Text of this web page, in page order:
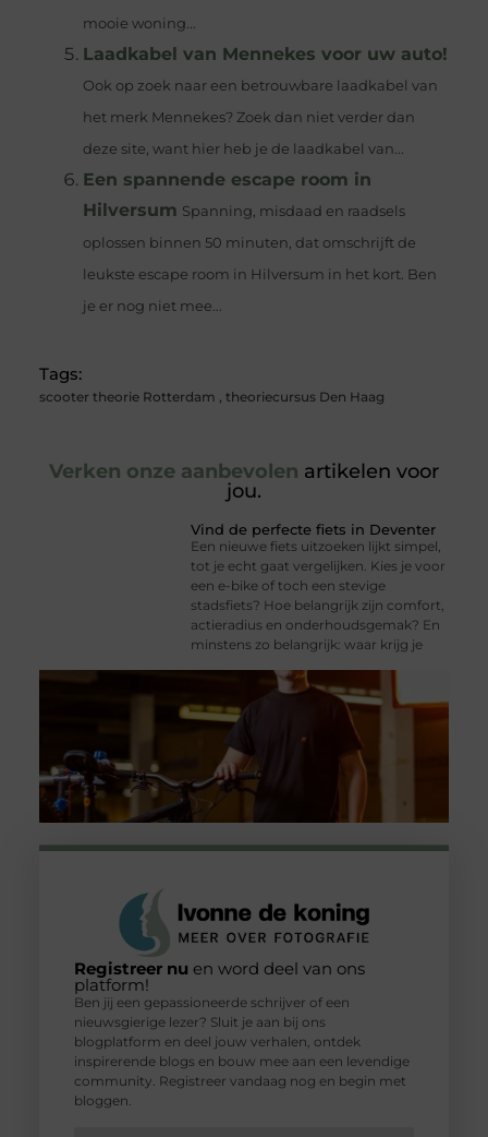
mooie woning...
Laadkabel van Mennekes voor uw auto!
Ook op zoek naar een betrouwbare laadkabel van
het merk Mennekes? Zoek dan niet verder dan
deze site, want hier heb je de laadkabel van...
Een spannende escape room in
Hilversum Spanning, misdaad en raadsels
oplossen binnen 50 minuten, dat omschrijft de
leukste escape room in Hilversum in het kort. Ben
je er nog niet mee...
Tags:
scooter theorie Rotterdam , theoriecursus Den Haag
Verken onze aanbevolen artikelen voor
jou.
Vind de perfecte fiets in Deventer
Een nieuwe fiets uitzoeken lijkt simpel,
tot je echt gaat vergelijken. Kies je voor
een e-bike of toch een stevige
stadsfiets? Hoe belangrijk zijn comfort,
actieradius en onderhoudsgemak? En
minstens zo belangrijk: waar krijg je
Registreer nu en word deel van ons
platform!
Ben jij een gepassioneerde schrijver of een
nieuwsgierige lezer? Sluit je aan bij ons
blogplatform en deel jouw verhalen, ontdek
inspirerende blogs en bouw mee aan een levendige
community. Registreer vandaag nog en begin met
bloggen.